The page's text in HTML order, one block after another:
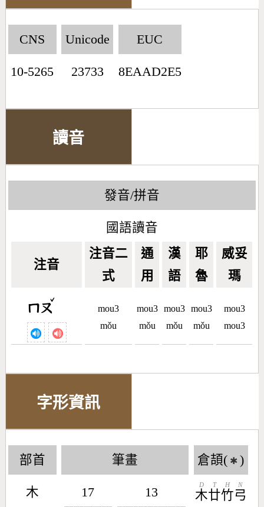
CNS
10-5265
Unicode
23733
EUC
8EAAD2E5
讀音
發音/拼音
國語讀音
注音
注音二
式
通
用
漢
語
耶
魯
威妥
瑪
ㄇㄡ
ˇ
mou3
mǒu
mou3
mǒu
mou3
mǒu
mou3
mǒu
mou3
mou3
字形資訊
部首
木
筆畫
17 13
倉頡( ✱ )
木
D
廿
T
竹
H
弓
N